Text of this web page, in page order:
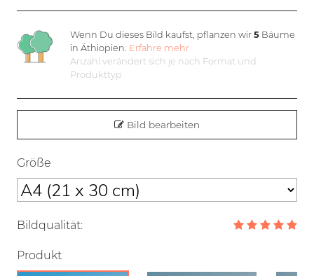
Wenn Du dieses Bild kaufst, pflanzen wir5 Bäume
in Äthiopien. Erfahre mehr
Anzahl verändert sich je nach Format und
Produkttyp
Bild bearbeiten
Größe
Bildqualität:
Produkt